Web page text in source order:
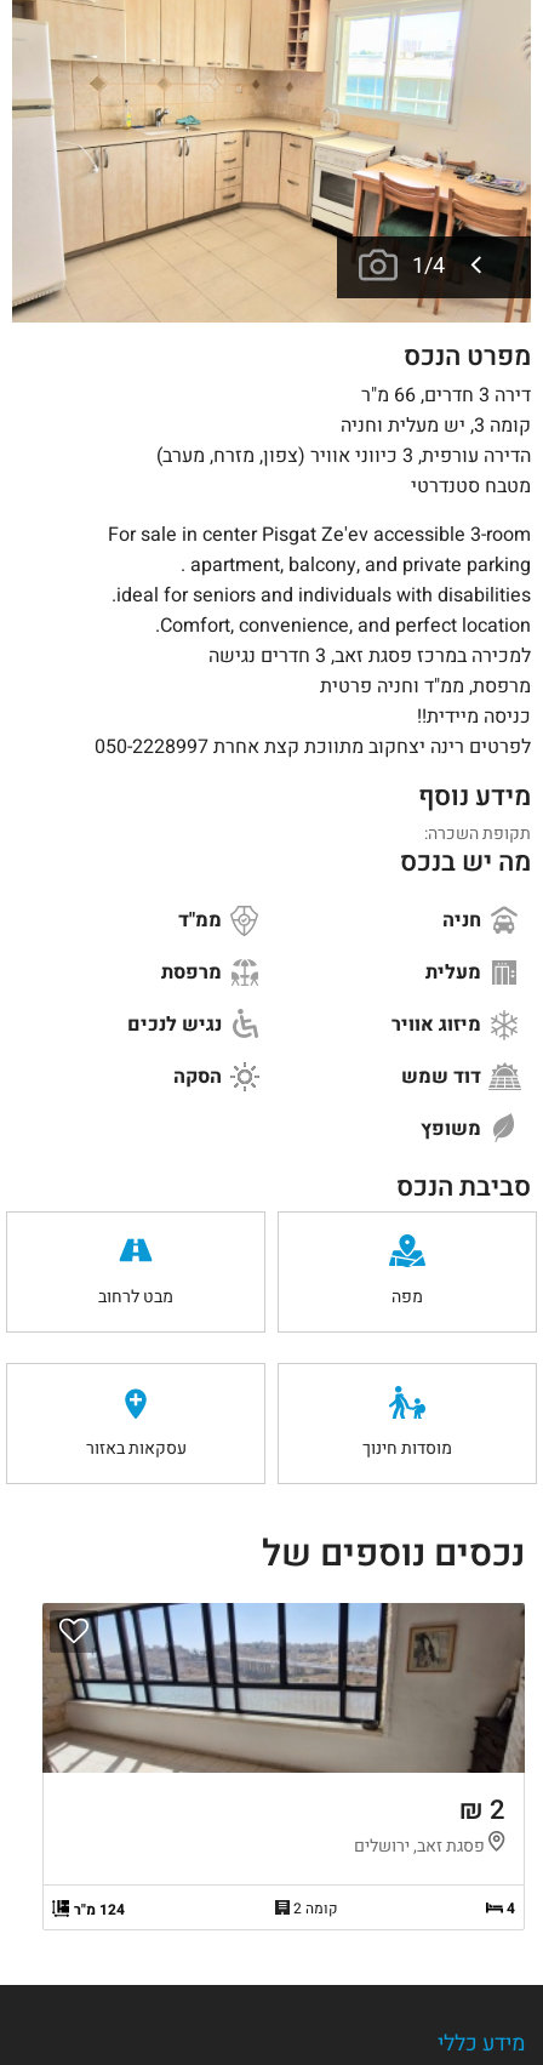
1/4
מפרט הנכס
דירה 3 חדרים, 66 מ"ר
קומה 3, יש מעלית וחניה
הדירה עורפית, 3 כיווני אוויר (צפון, מזרח, מערב)
מטבח סטנדרטי
For sale in center Pisgat Ze'ev accessible 3-room
apartment, balcony, and private parking .
ideal for seniors and individuals with disabilities.
Comfort, convenience, and perfect location.
למכירה במרכז פסגת זאב, 3 חדרים נגישה
מרפסת, ממ"ד וחניה פרטית
כניסה מיידית!!
לפרטים רינה יצחקוב מתווכת קצת אחרת 050-2228997
מידע נוסף
תקופת השכרה:
מה יש בנכס
חניה
ממ"ד
מעלית
מרפסת
מיזוג אוויר
נגיש לנכים
דוד שמש
הסקה
משופץ
סביבת הנכס
מפה מבט לרחוב
מוסדות חינוך עסקאות באזור
נכסים נוספים של
2 ₪
פסגת זאב, ירושלים
4 קומה 2 124 מ"ר
מידע כללי